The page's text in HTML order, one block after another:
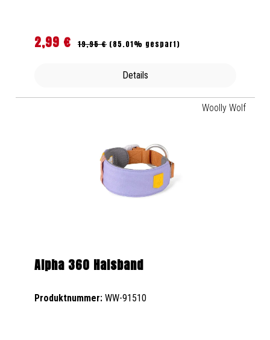
Verkaufspreis:
2,99 € Regulärer Preis:
19,95 € (85.01% gespart)
Details
Alpha 360 Halsband
Produktnummer: WW-91510
Woolly Wolf